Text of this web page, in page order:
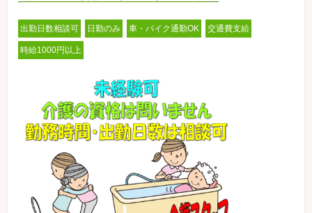
出勤日数相談可 日勤のみ 車・バイク通勤OK 交通費支給
時給1000円以上